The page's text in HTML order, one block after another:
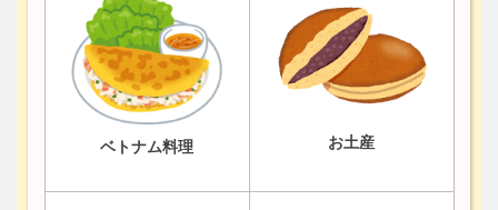
ベトナム料理 お土産